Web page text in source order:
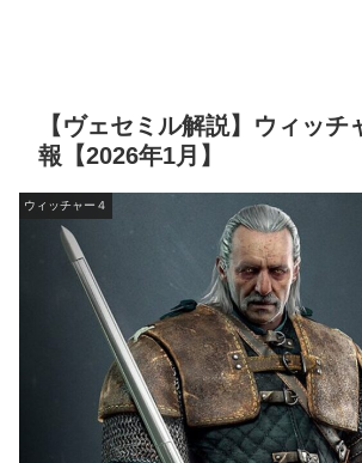
【ヴェセミル解説】ウィッチ
報【2026年1月】
ウィッチャー４